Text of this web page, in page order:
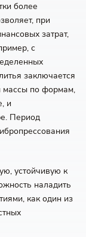
более
при
затрат,
с
заключается
массы по формам,
и
Период
устойчивую к
наладить
как один из